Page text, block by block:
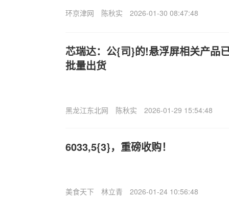
环京津网 陈秋实 2026-01-30 08:47:48
芯瑞达：公{司}的!悬浮屏相关产品
批量出货
黑龙江东北网 陈秋实 2026-01-29 15:54:48
6033,5{3}，重磅收购！
美食天下 林立青 2026-01-24 10:56:48